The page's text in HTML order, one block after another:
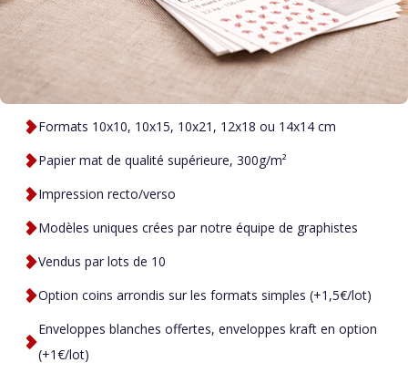
Formats 10x10, 10x15, 10x21, 12x18 ou 14x14 cm
Papier mat de qualité supérieure, 300g/m²
Impression recto/verso
Modèles uniques crées par notre équipe de graphistes
Vendus par lots de 10
Option coins arrondis sur les formats simples (+1,5€/lot)
Enveloppes blanches offertes, enveloppes kraft en option
(+1€/lot)